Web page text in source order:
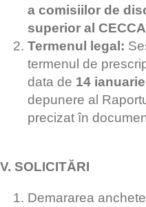
a comisiilor de
superior al
Termenul legal:
termenul de
data de 14
depunere al
precizat în
V. SOLICITĂRI
Demararea